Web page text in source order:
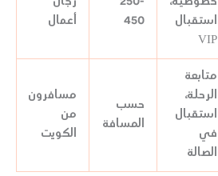
استقبال
VIP
450
أعمال
متابعة
الرحلة،
استقبال
في
الصالة
حسب
المسافة
مسافرون
من
الكويت